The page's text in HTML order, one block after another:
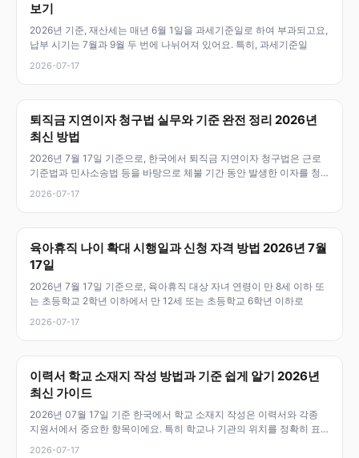
보기
2026년 기준, 재산세는 매년 6월 1일을 과세기준일로 하여 부과되고요,
납부 시기는 7월과 9월 두 번에 나뉘어져 있어요. 특히, 과세기준일
2026-07-17
퇴직금 지연이자 청구법 실무와 기준 완전 정리 2026년
최신 방법
2026년 7월 17일 기준으로, 한국에서 퇴직금 지연이자 청구법은 근로
기준법과 민사소송법 등을 바탕으로 체불 기간 동안 발생한 이자를 청
2026-07-17
육아휴직 나이 확대 시행일과 신청 자격 방법 2026년 7월
17일
2026년 7월 17일 기준으로, 육아휴직 대상 자녀 연령이 만 8세 이하 또
는 초등학교 2학년 이하에서 만 12세 또는 초등학교 6학년 이하로
2026-07-17
이력서 학교 소재지 작성 방법과 기준 쉽게 알기 2026년
최신 가이드
2026년 07월 17일 기준 한국에서 학교 소재지 작성은 이력서와 각종
지원서에서 중요한 항목이에요. 특히 학교나 기관의 위치를 정확히 표
2026-07-17